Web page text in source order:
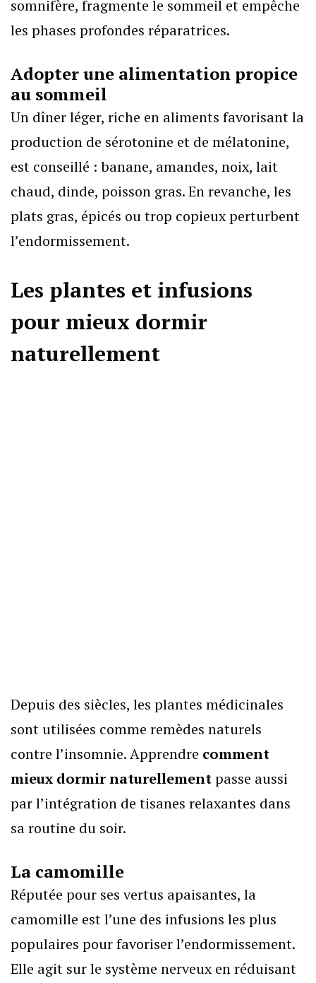
somnifère, fragmente le sommeil et empêche
les phases profondes réparatrices.
Adopter une alimentation propice
au sommeil
Un dîner léger, riche en aliments favorisant la
production de sérotonine et de mélatonine,
est conseillé : banane, amandes, noix, lait
chaud, dinde, poisson gras. En revanche, les
plats gras, épicés ou trop copieux perturbent
l’endormissement.
Les plantes et infusions
pour mieux dormir
naturellement
Depuis des siècles, les plantes médicinales
sont utilisées comme remèdes naturels
contre l’insomnie. Apprendre comment
mieux dormir naturellementpasse aussi
par l’intégration de tisanes relaxantes dans
sa routine du soir.
La camomille
Réputée pour ses vertus apaisantes, la
camomille est l’une des infusions les plus
populaires pour favoriser l’endormissement.
Elle agit sur le système nerveux en réduisant